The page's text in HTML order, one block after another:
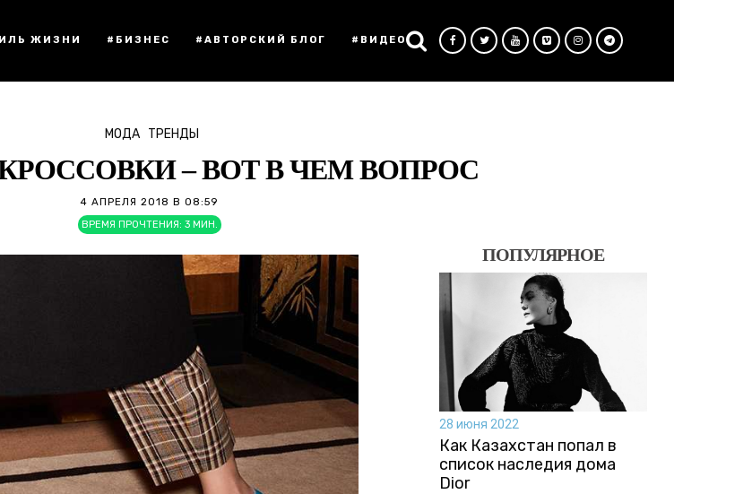
ЖИЗНИ #БИЗНЕС #АВТОРСКИЙ БЛОГ #ВИДЕО
МОДА ТРЕНДЫ
– ВОТ В ЧЕМ ВОПРОС
4 АПРЕЛЯ 2018 В 08:59
ВРЕМЯ ПРОЧТЕНИЯ: 3 МИН.
ПОПУЛЯРНОЕ
28 июня 2022
Как Казахстан попал в
список наследия дома
Dior